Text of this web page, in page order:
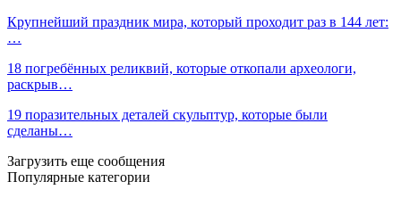
Крупнейший праздник мира, который проходит раз в 144 лет:
…
18 погребённых реликвий, которые откопали археологи,
раскрыв…
19 поразительных деталей скульптур, которые были
сделаны…
Загрузить еще сообщения
Популярные категории